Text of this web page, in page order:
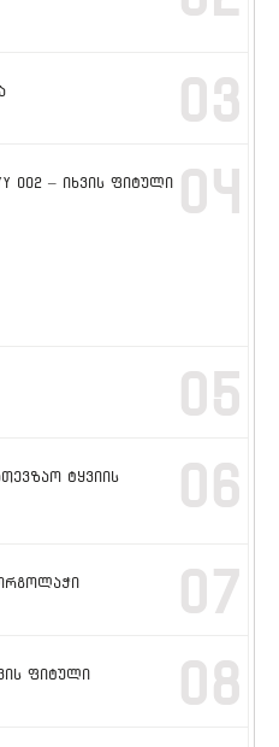
03
002 – იხვის ფიტული
04
05
ტყვიის
06
07
ფიტული
08